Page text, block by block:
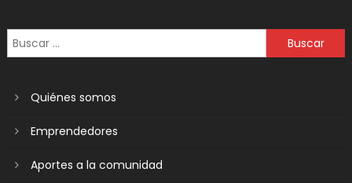
Quiénes somos
Emprendedores
Aportes a la comunidad